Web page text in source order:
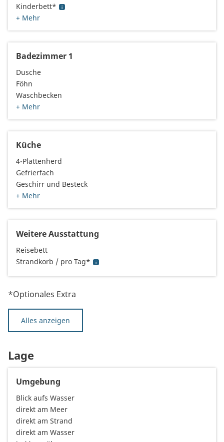
Kinderbett*
+ Mehr
Badezimmer 1
Dusche
Föhn
Waschbecken
+ Mehr
Küche
4-Plattenherd
Gefrierfach
Geschirr und Besteck
+ Mehr
Weitere Ausstattung
Reisebett
Strandkorb / pro Tag*
*Optionales Extra
Alles anzeigen
Lage
Umgebung
Blick aufs Wasser
direkt am Meer
direkt am Strand
direkt am Wasser